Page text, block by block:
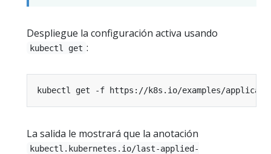
Despliegue la configuración activa usando
kubectl get :
La salida le mostrará que la anotación
kubectl.kubernetes.io/last-applied-